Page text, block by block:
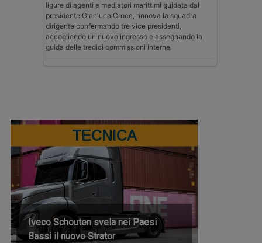
ligure di agenti e mediatori marittimi guidata dal
presidente Gianluca Croce, rinnova la squadra
dirigente confermando tre vice presidenti,
accogliendo un nuovo ingresso e assegnando la
guida delle tredici commissioni interne.
TECNICA
Iveco Schouten svela nei Paesi
Bassi il nuovo Strator